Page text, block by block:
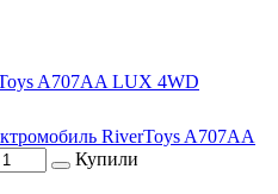
A707AA LUX 4WD
RiverToys A707AA
Купили